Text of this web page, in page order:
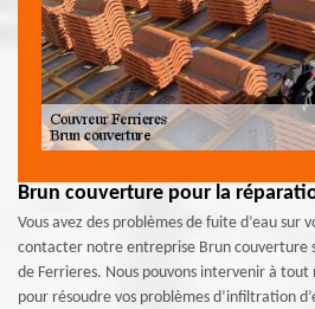
Brun couverture pour la
Vous avez des problèmes de fuite d’eau sur
contacter notre entreprise Brun couverture
de Ferrieres. Nous pouvons intervenir à
pour résoudre vos problèmes d’infiltration